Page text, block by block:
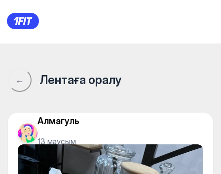
1Fit қауымдастығы · 1Fit
← Лентаға оралу
Алмагуль
13 маусым